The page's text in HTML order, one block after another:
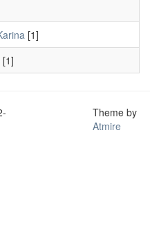
[1]
[1]
Theme by
Atmire